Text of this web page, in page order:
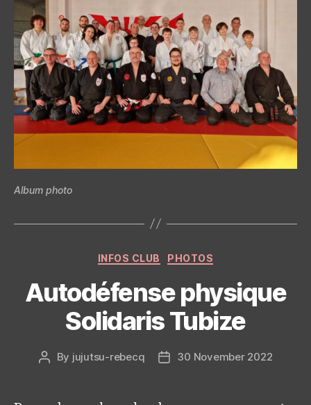
Album photo
Categories
INFOS CLUB PHOTOS
Autodéfense physique
Solidaris Tubize
Post
By jujutsu-rebecq
Post30 November 2022